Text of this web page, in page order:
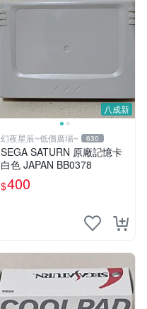
八成新
幻夜星辰~低價廣場~ 630
SEGA SATURN 原廠記憶卡
白色 JAPAN BB0378
$400